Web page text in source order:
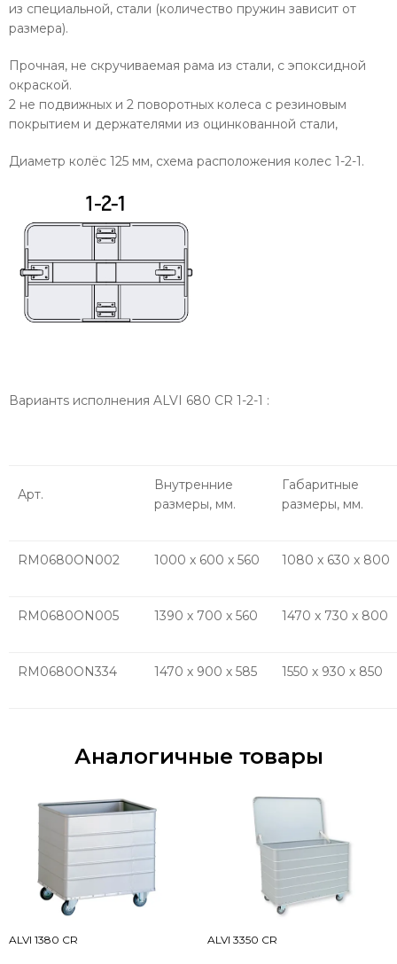
из специальной, стали (количество пружин зависит от
размера).
Прочная, не скручиваемая рама из стали, с эпоксидной
окраской.
2 не подвижных и 2 поворотных колеса с резиновым
покрытием и держателями из оцинкованной стали,
Диаметр колёс 125 мм, схема расположения колес 1-2-1.
Вариантs исполнения ALVI 680 CR 1-2-1 :
Арт.
Внутренние
размеры, мм.
Габаритные
размеры, мм.
RM0680ON002 1000 x 600 x 560 1080 x 630 x 800
RM0680ON005 1390 х 700 х 560 1470 x 730 x 800
RM0680ON334 1470 х 900 х 585 1550 х 930 х 850
Аналогичные товары
ALVI 1380 CR ALVI 3350 CR